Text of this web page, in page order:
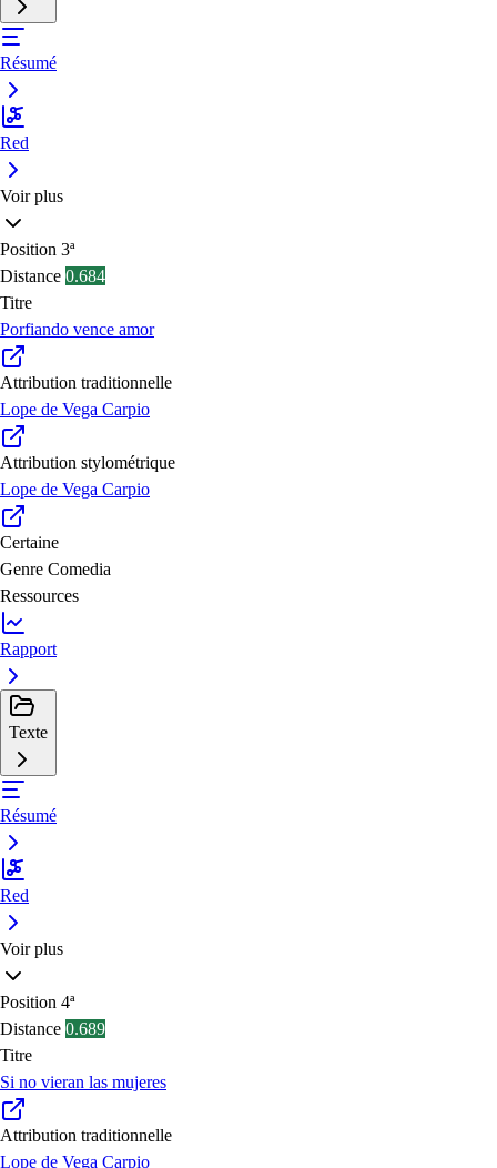
Résumé
Red
Voir plus
Position 3ª
Distance 0.684
Titre
Porfiando vence amor
Attribution traditionnelle
Lope de Vega Carpio
Attribution stylométrique
Lope de Vega Carpio
Certaine
Genre Comedia
Ressources
Rapport
Texte
Résumé
Red
Voir plus
Position 4ª
Distance 0.689
Titre
Si no vieran las mujeres
Attribution traditionnelle
Lope de Vega Carpio